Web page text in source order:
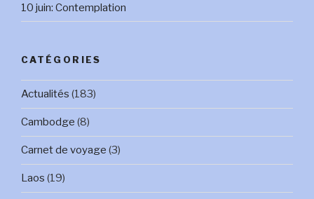
10 juin: Contemplation
CATÉGORIES
Actualités (183)
Cambodge (8)
Carnet de voyage (3)
Laos (19)